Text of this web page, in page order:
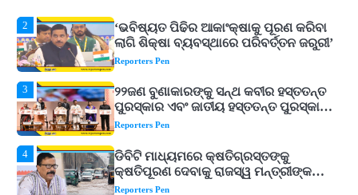
3
୨୨ଜଣ ବୁଣାକାରଙ୍କୁ ସନ୍ଥ କବୀର ହସ୍ତତନ୍ତ
ପୁରସ୍କାର ଏବଂ ଜାତୀୟ ହସ୍ତତନ୍ତ ପୁରସ୍କାର
ପ୍ରଦାନ, ଓଡ଼ିଶାରୁ ୨ ଜଣଙ୍କୁ ମିଳିଲା
Reporters Pen
4
ଡିବିଟି ମାଧ୍ୟମରେ କ୍ଷତିଗ୍ରସ୍ତଙ୍କୁ
କ୍ଷତିପୂରଣ ଦେବାକୁ ରାଜସ୍ୱ ମନ୍ତ୍ରୀଙ୍କ
ନିର୍ଦ୍ଦେଶ
Reporters Pen
5
ଓଡ଼ିଶା ଫୁଡ୍ ପ୍ରୋ ୨୦୨୬ : ୪୩,୪୩୭ କୋଟି
ଟଙ୍କାର ନିବେଶ ପ୍ରସ୍ତାବ ହାସଲ
Reporters Pen